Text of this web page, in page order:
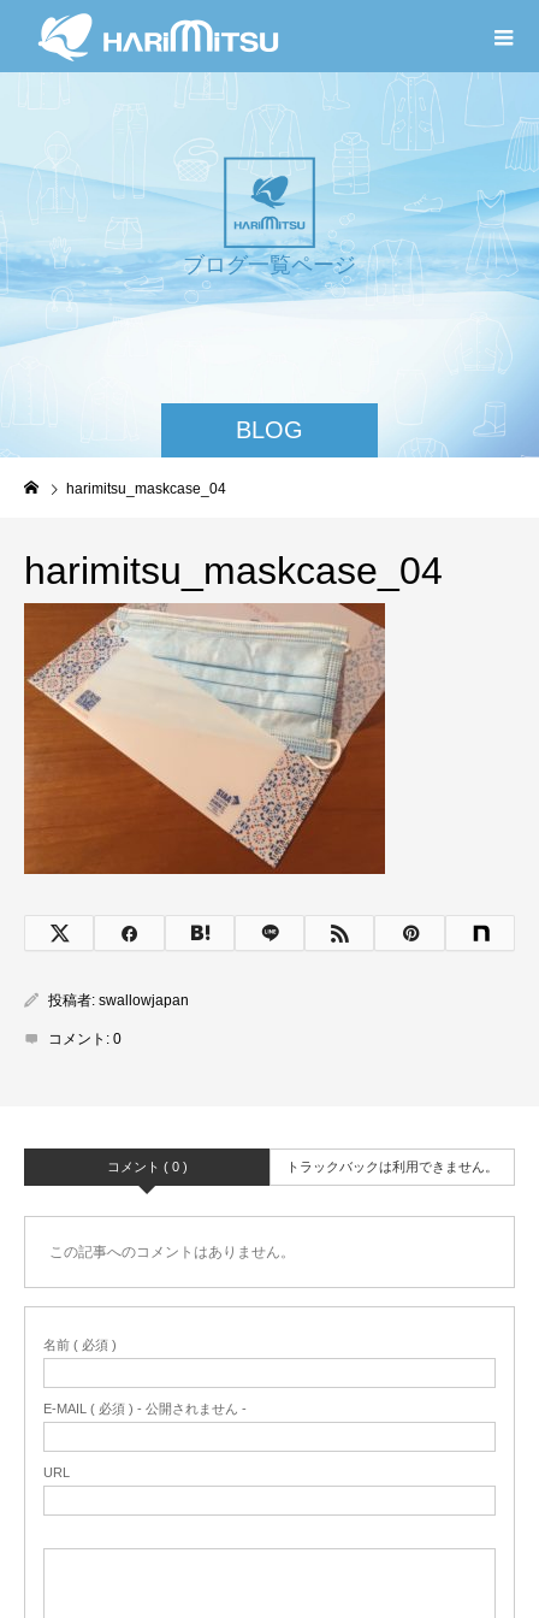
BLOG
ブログ一覧ページ
harimitsu_maskcase_04
harimitsu_maskcase_04
投稿者: swallowjapan
コメント: 0
コメント ( 0 ) トラックバックは利用できません。
この記事へのコメントはありません。
名前 ( 必須 )
E-MAIL ( 必須 ) - 公開されません -
URL